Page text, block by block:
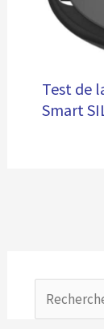
Test de
Smart